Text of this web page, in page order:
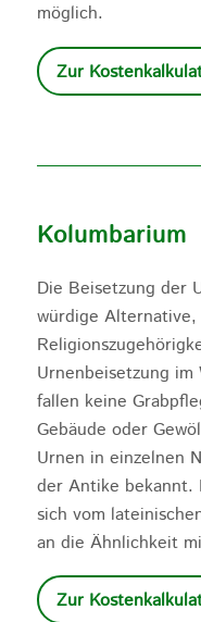
möglich.
Zur
Kolumbarium
Die Beisetzung der
würdige
Urnenbeisetzung im
fallen keine
Gebäude oder
Urnen in einzelnen
der Antike bekannt.
sich vom
an die Ähnlichkeit
Zur